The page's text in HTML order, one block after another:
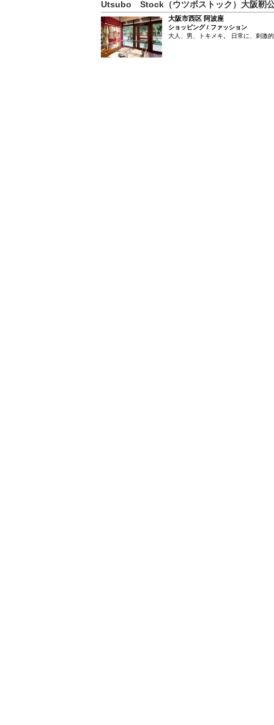
Utsubo Stock（ウツボストック）大阪靭
大阪市西区 阿波座
ショッピング / ファッション
大人、男、トキメキ。 日常に、刺激